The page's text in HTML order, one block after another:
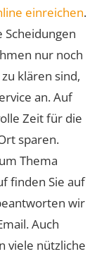
einreichen.
nur noch
klären sind,
an. Auf
Zeit für die
sparen.
Thema
finden Sie auf
wir
Auch
viele nützliche